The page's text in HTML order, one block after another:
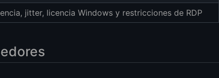
jitter, licencia Windows y restricciones de RDP